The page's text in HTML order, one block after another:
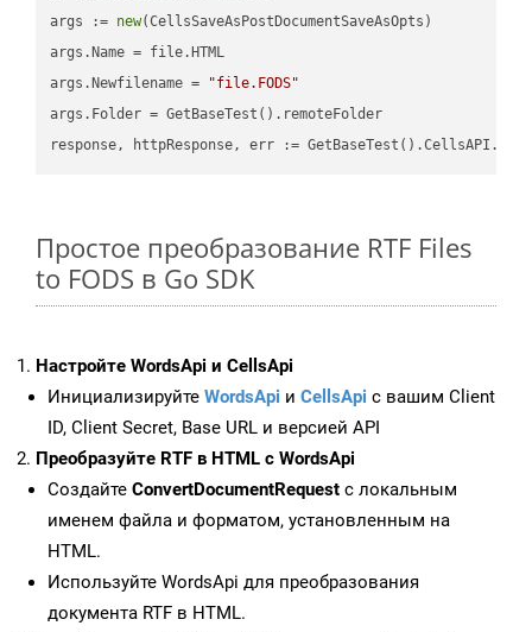
args := new(CellsSaveAsPostDocumentSaveAsOpts)
args.Name = file.HTML
args.Newfilename =
"file.FODS"
args.Folder = GetBaseTest().remoteFolder
Простое преобразование RTF Files
to FODS в Go SDK
Настройте WordsApi и CellsApi
Инициализируйте WordsApi и CellsApi с вашим Client
ID, Client Secret, Base URL и версией API
Преобразуйте RTF в HTML с WordsApi
Создайте ConvertDocumentRequest с локальным
именем файла и форматом, установленным на
HTML.
Используйте WordsApi для преобразования
документа RTF в HTML.